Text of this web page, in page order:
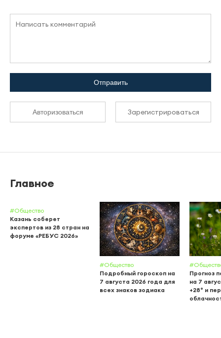
Отправить
Авторизоваться Зарегистрироваться
Главное
#Общество
Казань соберет
экспертов из 28 стран на
форуме «РЕБУС 2026»
#Общество
Подробный гороскоп на
7 августа 2026 года для
всех знаков зодиака
Прогноз
на 7
+28° и